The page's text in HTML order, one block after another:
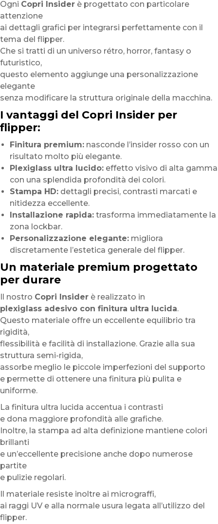
Ogni Copri Insider è progettato con particolare
attenzione
ai dettagli grafici per integrarsi perfettamente con il
tema del flipper.
Che si tratti di un universo rétro, horror, fantasy o
futuristico,
questo elemento aggiunge una personalizzazione
elegante
senza modificare la struttura originale della macchina.
I vantaggi del Copri Insider per
flipper:
Finitura premium: nasconde l’insider rosso con un
risultato molto più elegante.
Plexiglass ultra lucido: effetto visivo di alta gamma
con una splendida profondità dei colori.
Stampa HD: dettagli precisi, contrasti marcati e
nitidezza eccellente.
Installazione rapida: trasforma immediatamente la
zona lockbar.
Personalizzazione elegante: migliora
discretamente l’estetica generale del flipper.
Un materiale premium progettato
per durare
Il nostro Copri Insider è realizzato in
plexiglass adesivo con finitura ultra lucida.
Questo materiale offre un eccellente equilibrio tra
rigidità,
flessibilità e facilità di installazione. Grazie alla sua
struttura semi-rigida,
assorbe meglio le piccole imperfezioni del supporto
e permette di ottenere una finitura più pulita e
uniforme.
La finitura ultra lucida accentua i contrasti
e dona maggiore profondità alle grafiche.
Inoltre, la stampa ad alta definizione mantiene colori
brillanti
e un’eccellente precisione anche dopo numerose
partite
e pulizie regolari.
Il materiale resiste inoltre ai micrograffi,
ai raggi UV e alla normale usura legata all’utilizzo del
flipper.